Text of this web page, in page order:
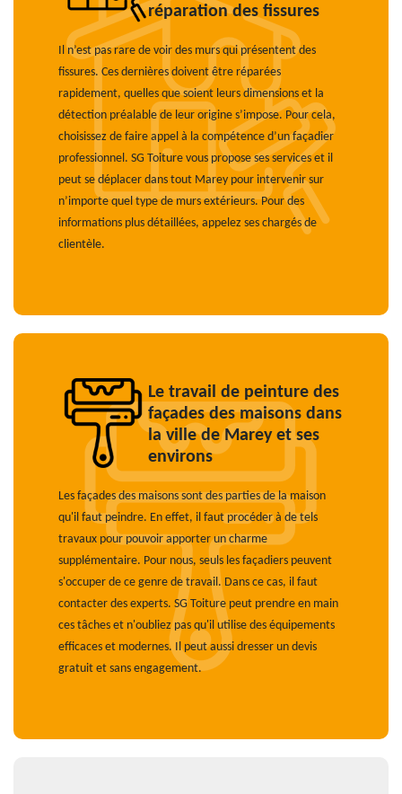
réparation des fissures
Il n’est pas rare de voir des murs qui présentent des
fissures. Ces dernières doivent être réparées
rapidement, quelles que soient leurs dimensions et la
détection préalable de leur origine s’impose. Pour cela,
choisissez de faire appel à la compétence d’un façadier
professionnel. SG Toiture vous propose ses services et il
peut se déplacer dans tout Marey pour intervenir sur
n’importe quel type de murs extérieurs. Pour des
informations plus détaillées, appelez ses chargés de
clientèle.
Le travail de peinture des
façades des maisons dans
la ville de Marey et ses
environs
Les façades des maisons sont des parties de la maison
qu'il faut peindre. En effet, il faut procéder à de tels
travaux pour pouvoir apporter un charme
supplémentaire. Pour nous, seuls les façadiers peuvent
s'occuper de ce genre de travail. Dans ce cas, il faut
contacter des experts. SG Toiture peut prendre en main
ces tâches et n'oubliez pas qu'il utilise des équipements
efficaces et modernes. Il peut aussi dresser un devis
gratuit et sans engagement.